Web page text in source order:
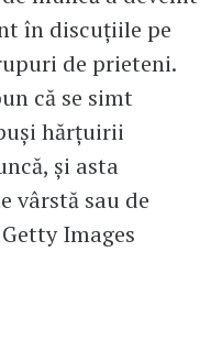
în discuțiile pe
de prieteni.
că se simt
hărțuirii
și asta
vârstă sau de
Images